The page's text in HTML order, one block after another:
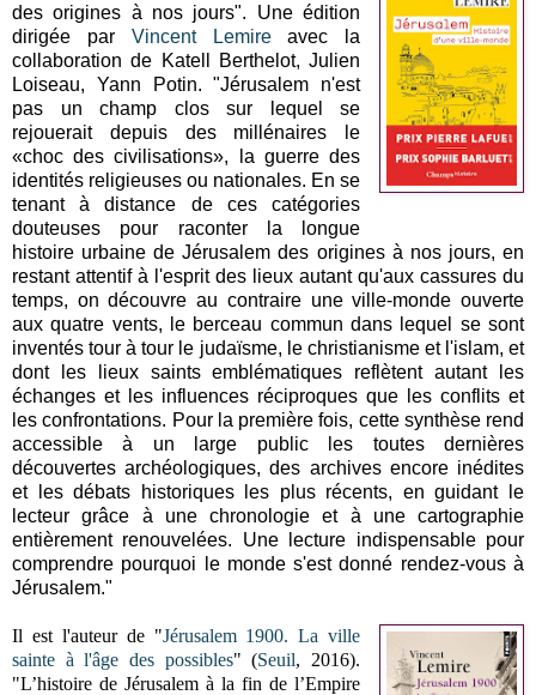
des origines à nos jours". Une édition
dirigée par Vincent Lemireavec la
collaboration de Katell Berthelot, Julien
Loiseau, Yann Potin. "Jérusalem n'est
pas un champ clos sur lequel se
rejouerait depuis des millénaires le
«choc des civilisations», la guerre des
identités religieuses ou nationales. En se
tenant à distance de ces catégories
douteuses pour raconter la longue
histoire urbaine de Jérusalem des origines à nos jours, en
restant attentif à l'esprit des lieux autant qu'aux cassures du
temps, on découvre au contraire une ville-monde ouverte
aux quatre vents, le berceau commun dans lequel se sont
inventés tour à tour le judaïsme, le christianisme et l'islam, et
dont les lieux saints emblématiques reflètent autant les
échanges et les influences réciproques que les conflits et
les confrontations. Pour la première fois, cette synthèse rend
accessible à un large public les toutes dernières
découvertes archéologiques, des archives encore inédites
et les débats historiques les plus récents, en guidant le
lecteur grâce à une chronologie et à une cartographie
entièrement renouvelées. Une lecture indispensable pour
comprendre pourquoi le monde s'est donné rendez-vous à
Jérusalem."
Il est l'auteur de "Jérusalem 1900. La ville
sainte à l'âge des possibles" (Seuil, 2016).
"L’histoire de Jérusalem à la fin de l’Empire